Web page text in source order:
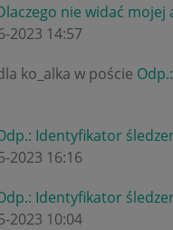
nie widać mojej
2023 14:57
ko_alka w poście
Identyfikator
2023 16:16
Identyfikator
2023 10:04